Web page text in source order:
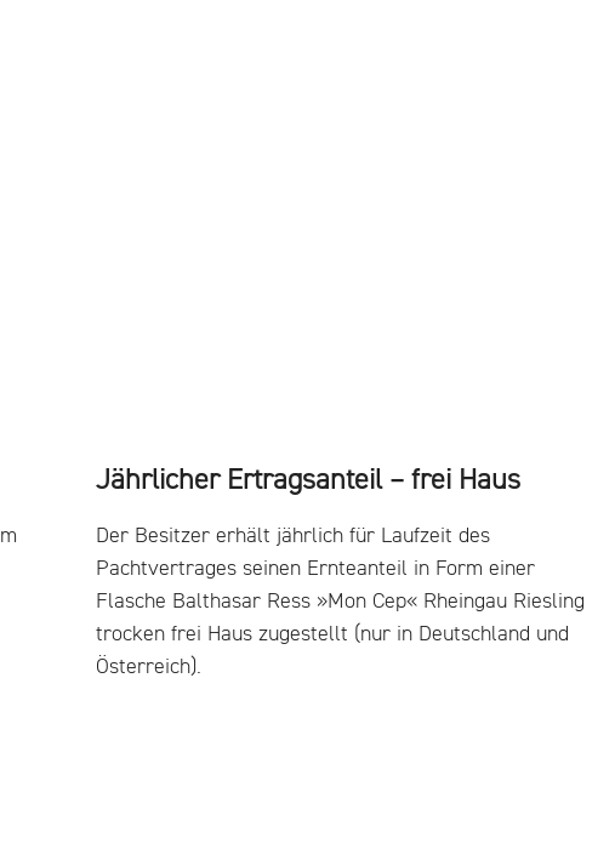
Jährlicher Ertragsanteil – frei Haus
Der Besitzer erhält jährlich für Laufzeit des
Pachtvertrages seinen Ernteanteil in Form einer
Flasche Balthasar Ress »Mon Cep« Rheingau Riesling
trocken frei Haus zugestellt (nur in Deutschland und
Österreich).